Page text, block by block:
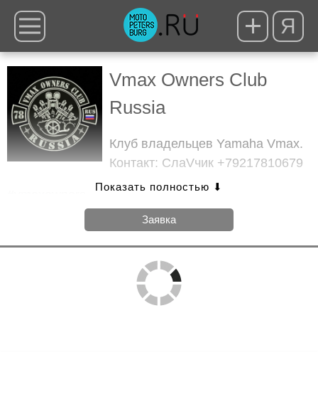
Я
Vmax Owners Club
Russia
Клуб владельцев Yamaha Vmax.
Контакт: СлаVчик +79217810679
Заявка